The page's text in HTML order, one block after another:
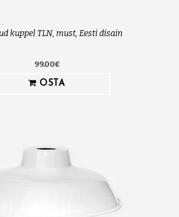
kuppel TLN, must, Eesti disain
99.00€
OSTA